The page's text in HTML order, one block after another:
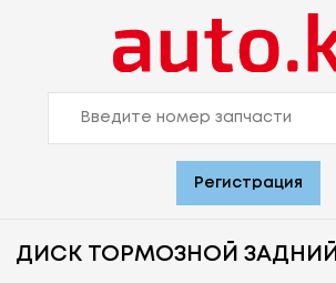
Регистрация
ДИСК ТОРМОЗНОЙ ЗАДНИЙ